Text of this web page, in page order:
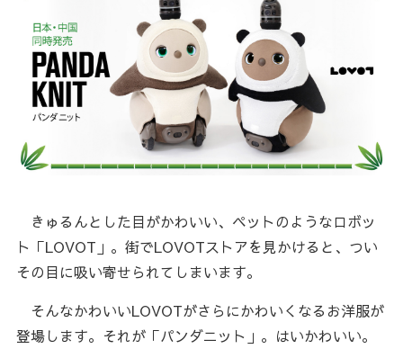
きゅるんとした目がかわいい、ペットのようなロボッ
ト「LOVOT」。街でLOVOTストアを見かけると、つい
その目に吸い寄せられてしまいます。
そんなかわいいLOVOTがさらにかわいくなるお洋服が
登場します。それが「パンダニット」。はいかわいい。